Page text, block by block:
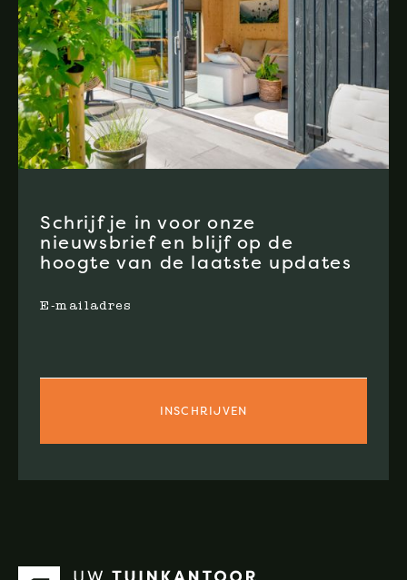
Schrijf je in voor onze
nieuwsbrief en blijf op de
hoogte van de laatste updates
E-mailadres